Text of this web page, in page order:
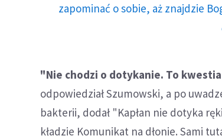
zapominać o sobie, aż znajdzie
"Nie chodzi o dotykanie. To
odpowiedział Szumowski, a po
bakterii, dodał "Kapłan nie dotyka
kładzie Komunikat na dłonie. Sami